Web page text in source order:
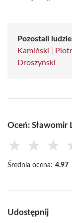
Pozostali
Kamiński
Droszyński
Oceń: Sławomir
★ ★ ★
Średnia ocena: 4.97
Udostępnij